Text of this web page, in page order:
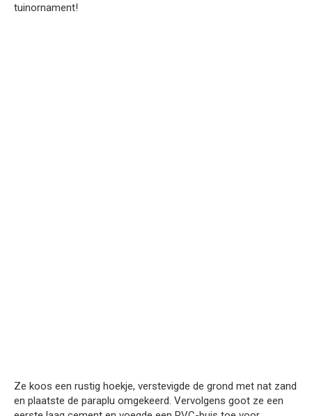
tuinornament!
Ze koos een rustig hoekje, verstevigde de grond met nat zand
en plaatste de paraplu omgekeerd. Vervolgens goot ze een